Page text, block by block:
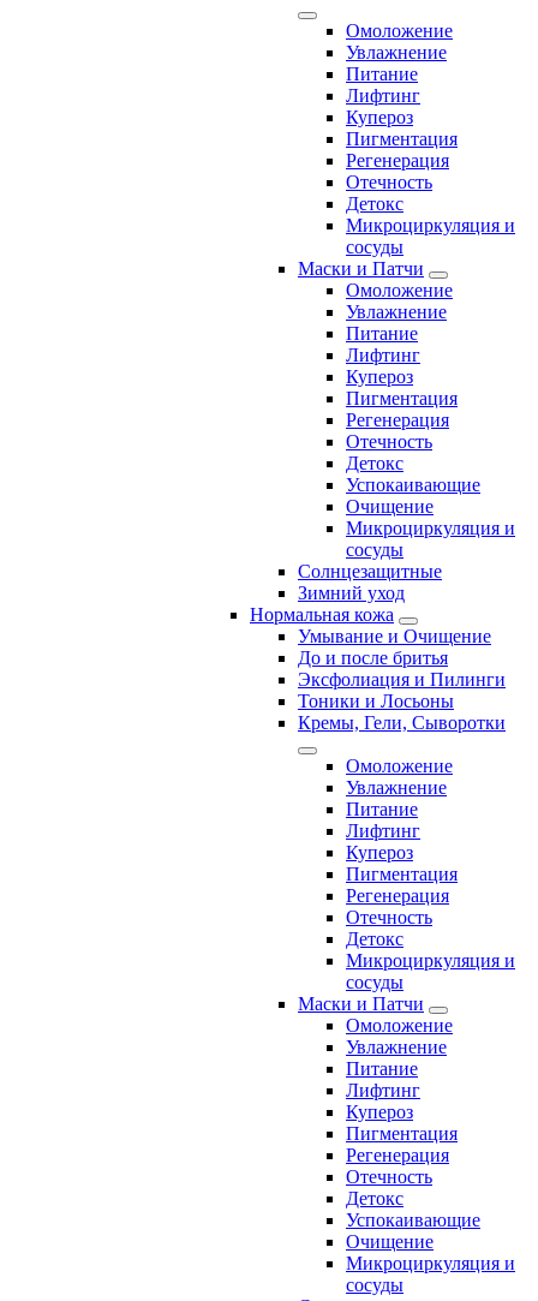
Омоложение
Увлажнение
Питание
Лифтинг
Купероз
Пигментация
Регенерация
Отечность
Детокс
Микроциркуляция и
сосуды
Маски и Патчи
Омоложение
Увлажнение
Питание
Лифтинг
Купероз
Пигментация
Регенерация
Отечность
Детокс
Успокаивающие
Очищение
Микроциркуляция и
сосуды
Солнцезащитные
Зимний уход
Нормальная кожа
Умывание и Очищение
До и после бритья
Эксфолиация и Пилинги
Тоники и Лосьоны
Кремы, Гели, Сыворотки
Омоложение
Увлажнение
Питание
Лифтинг
Купероз
Пигментация
Регенерация
Отечность
Детокс
Микроциркуляция и
сосуды
Маски и Патчи
Омоложение
Увлажнение
Питание
Лифтинг
Купероз
Пигментация
Регенерация
Отечность
Детокс
Успокаивающие
Очищение
Микроциркуляция и
сосуды